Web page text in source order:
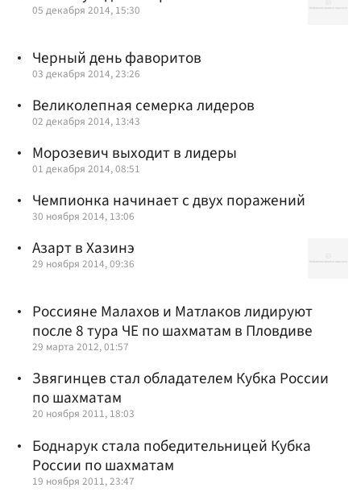
05 декабря 2014, 15:30
Черный день фаворитов
03 декабря 2014, 23:26
Великолепная семерка лидеров
02 декабря 2014, 13:43
Морозевич выходит в лидеры
01 декабря 2014, 08:51
Чемпионка начинает с двух поражений
30 ноября 2014, 13:06
Азарт в Хазинэ
29 ноября 2014, 09:36
Россияне Малахов и Матлаков лидируют
после 8 тура ЧЕ по шахматам в Пловдиве
29 марта 2012, 01:57
Звягинцев стал обладателем Кубка России
по шахматам
20 ноября 2011, 18:03
Боднарук стала победительницей Кубка
России по шахматам
19 ноября 2011, 23:47